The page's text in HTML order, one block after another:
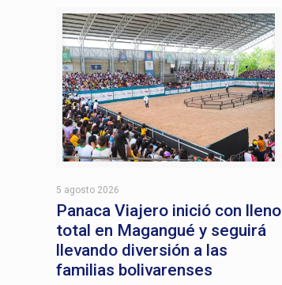
5 agosto 2026
Panaca Viajero inició con lleno
total en Magangué y seguirá
llevando diversión a las
familias bolivarenses